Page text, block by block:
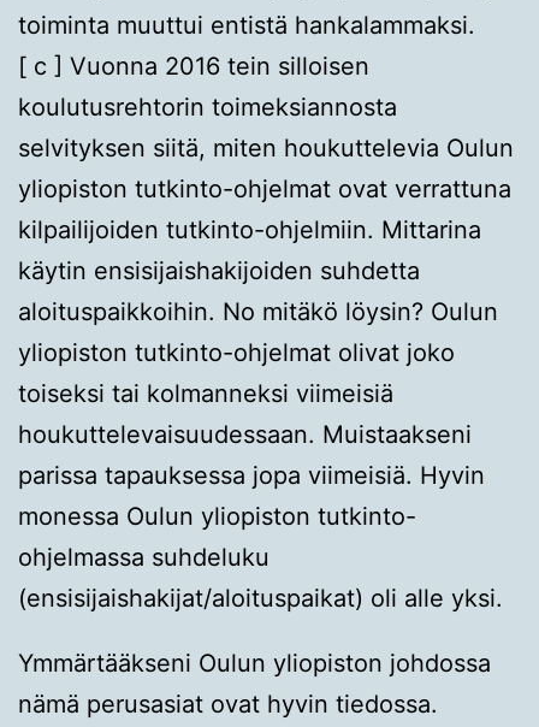
toiminta muuttui entistä hankalammaksi.
[ c ] Vuonna 2016 tein silloisen
koulutusrehtorin toimeksiannosta
selvityksen siitä, miten houkuttelevia Oulun
yliopiston tutkinto-ohjelmat ovat verrattuna
kilpailijoiden tutkinto-ohjelmiin. Mittarina
käytin ensisijaishakijoiden suhdetta
aloituspaikkoihin. No mitäkö löysin? Oulun
yliopiston tutkinto-ohjelmat olivat joko
toiseksi tai kolmanneksi viimeisiä
houkuttelevaisuudessaan. Muistaakseni
parissa tapauksessa jopa viimeisiä. Hyvin
monessa Oulun yliopiston tutkinto-
ohjelmassa suhdeluku
(ensisijaishakijat/aloituspaikat) oli alle yksi.
Ymmärtääkseni Oulun yliopiston johdossa
nämä perusasiat ovat hyvin tiedossa.